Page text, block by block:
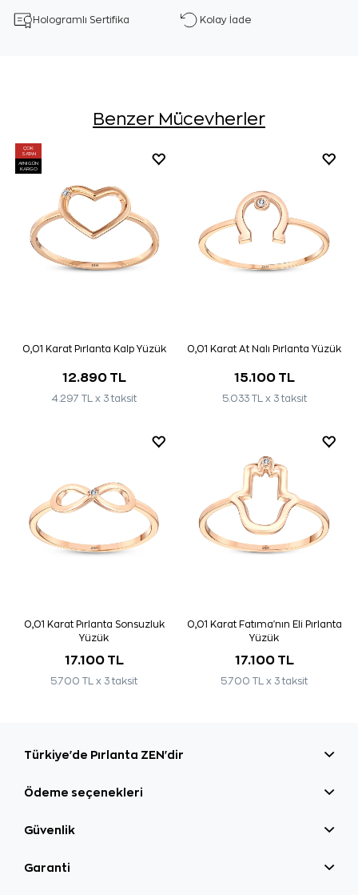
Hologramlı Sertifika Kolay İade
Benzer Mücevherler
ÇOK
SATAN
AYNI GÜN
KARGO
0,01 Karat Pırlanta Kalp Yüzük
12.890 TL
4.297 TL x 3 taksit
0,01 Karat At Nalı Pırlanta Yüzük
15.100 TL
5.033 TL x 3 taksit
0,01 Karat Pırlanta Sonsuzluk
Yüzük
17.100 TL
5.700 TL x 3 taksit
0,01 Karat Fatıma'nın Eli Pırlanta
Yüzük
17.100 TL
5.700 TL x 3 taksit
Türkiye'de Pırlanta ZEN'dir
Ödeme seçenekleri
Güvenlik
Garanti